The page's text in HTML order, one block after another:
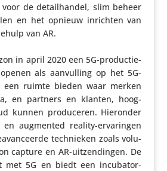
de detail­handel, slim beheer
en het opnieuw inrichten van
van AR.
in april 2020 een 5G-produc­tie­
als aanvul­ling op het 5G-
ruimte bieden waar merken
en partners en klanten, hoog­
kunnen produ­ceren. Hieronder
augmented reality-erva­ringen
tech­nieken zoals volu­
capture en AR-uitzen­dingen. De
met 5G en biedt een incubator-